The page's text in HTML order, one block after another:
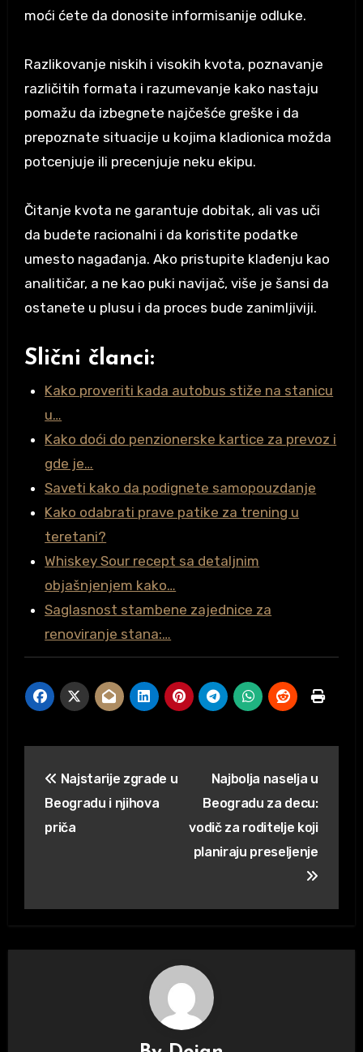
moći ćete da donosite informisanije odluke.
Razlikovanje niskih i visokih kvota, poznavanje
različitih formata i razumevanje kako nastaju
pomažu da izbegnete najčešće greške i da
prepoznate situacije u kojima kladionica možda
potcenjuje ili precenjuje neku ekipu.
Čitanje kvota ne garantuje dobitak, ali vas uči
da budete racionalni i da koristite podatke
umesto nagađanja. Ako pristupite klađenju kao
analitičar, a ne kao puki navijač, više je šansi da
ostanete u plusu i da proces bude zanimljiviji.
Slični članci:
Kako proveriti kada autobus stiže na stanicu
u…
Kako doći do penzionerske kartice za prevoz i
gde je…
Saveti kako da podignete samopouzdanje
Kako odabrati prave patike za trening u
teretani?
Whiskey Sour recept sa detaljnim
objašnjenjem kako…
Saglasnost stambene zajednice za
renoviranje stana:…
članka
Najstarije zgrade u
Beogradu i njihova
priča
Najbolja naselja u
Beogradu za decu:
vodič za roditelje koji
planiraju preseljenje